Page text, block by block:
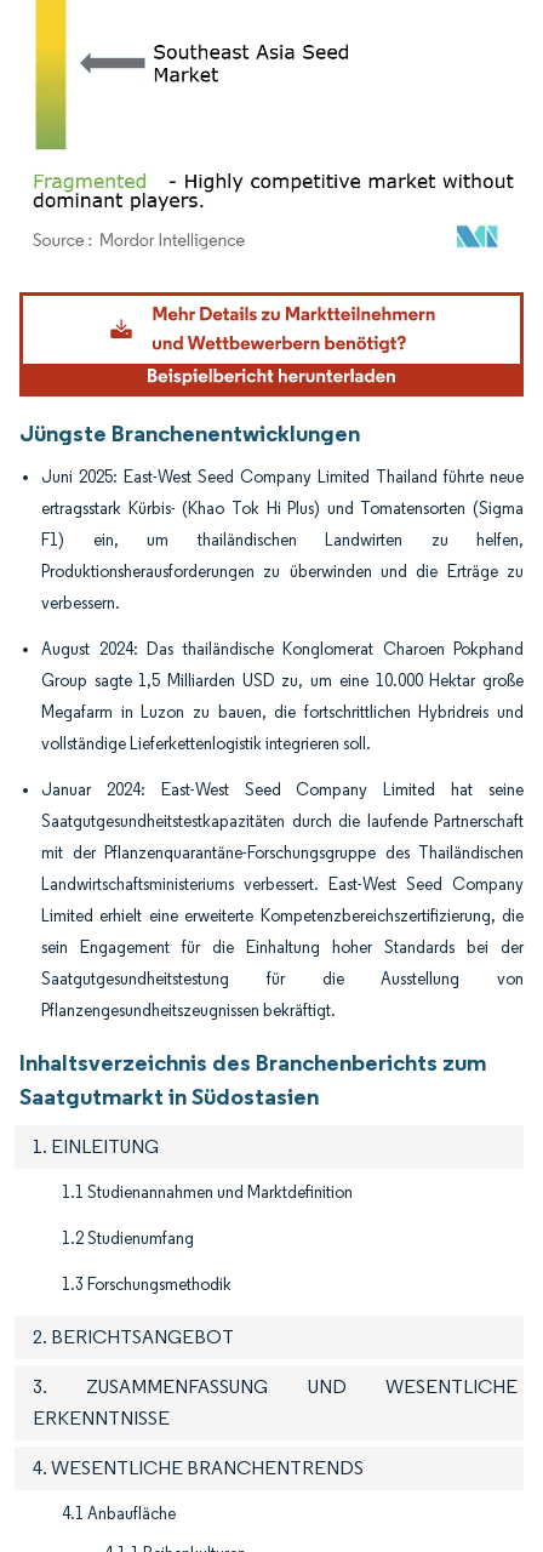
Bild © Mordor Intelligence. Wiederverwendung erfordert Namensnennung gemäß
Jüngste Branchenentwicklungen
Juni 2025: East-West Seed Company Limited Thailand führte neue
ertragsstark Kürbis- (Khao Tok Hi Plus) und Tomatensorten (Sigma
F1) ein, um thailändischen Landwirten zu helfen,
Produktionsherausforderungen zu überwinden und die Erträge zu
verbessern.
August 2024: Das thailändische Konglomerat Charoen Pokphand
Group sagte 1,5 Milliarden USD zu, um eine 10.000 Hektar große
Megafarm in Luzon zu bauen, die fortschrittlichen Hybridreis und
vollständige Lieferkettenlogistik integrieren soll.
Januar 2024: East-West Seed Company Limited hat seine
Saatgutgesundheitstestkapazitäten durch die laufende Partnerschaft
mit der Pflanzenquarantäne-Forschungsgruppe des Thailändischen
Landwirtschaftsministeriums verbessert. East-West Seed Company
Limited erhielt eine erweiterte Kompetenzbereichszertifizierung, die
sein Engagement für die Einhaltung hoher Standards bei der
Saatgutgesundheitstestung für die Ausstellung von
Pflanzengesundheitszeugnissen bekräftigt.
Inhaltsverzeichnis des Branchenberichts zum
Saatgutmarkt in Südostasien
1. EINLEITUNG
1.1 Studienannahmen und Marktdefinition
1.2 Studienumfang
1.3 Forschungsmethodik
2. BERICHTSANGEBOT
3. ZUSAMMENFASSUNG UND WESENTLICHE
ERKENNTNISSE
4. WESENTLICHE BRANCHENTRENDS
4.1 Anbaufläche